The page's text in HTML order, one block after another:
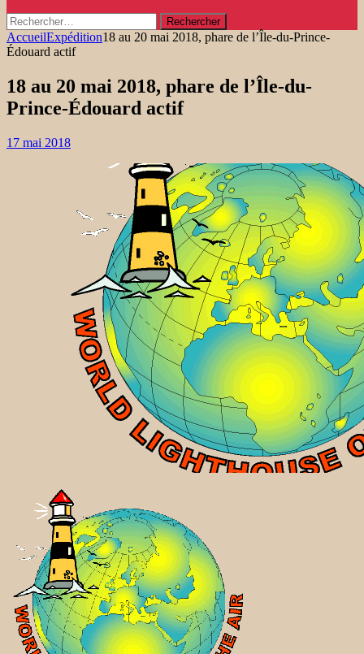
Rechercher :
AccueilExpédition18 au 20 mai 2018, phare de l’Île-du-Prince-
Édouard actif
18 au 20 mai 2018, phare de l’Île-du-
Prince-Édouard actif
17 mai 2018